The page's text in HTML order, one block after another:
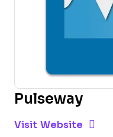
Pulseway
Visit Website